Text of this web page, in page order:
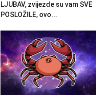
LJUBAV, zvijezde su vam SVE
POSLOŽILE, ovo...